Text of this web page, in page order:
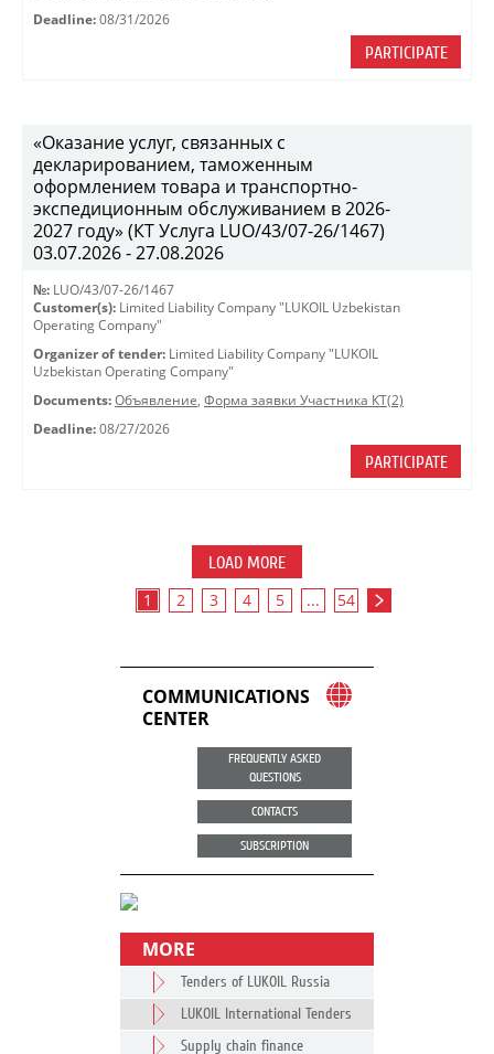
Deadline: 08/31/2026
PARTICIPATE
«Оказание услуг, связанных с
декларированием, таможенным
оформлением товара и транспортно-
экспедиционным обслуживанием в 2026-
2027 году» (КТ Услуга LUO/43/07-26/1467)
03.07.2026 - 27.08.2026
№: LUO/43/07-26/1467
Customer(s): Limited Liability Company "LUKOIL Uzbekistan
Operating Company"
Organizer of tender: Limited Liability Company "LUKOIL
Uzbekistan Operating Company"
Documents: Объявление, Форма заявки Участника КТ(2)
Deadline: 08/27/2026
PARTICIPATE
LOAD MORE
1 2 3 4 5 ... 54
COMMUNICATIONS
CENTER
FREQUENTLY ASKED
QUESTIONS
CONTACTS
SUBSCRIPTION
MORE
Tenders of LUKOIL Russia
LUKOIL International Tenders
Supply chain finance